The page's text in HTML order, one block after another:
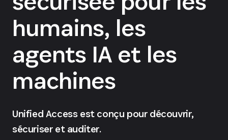
humains, les
agents IA et les
machines
Unified Access est conçu pour découvrir,
sécuriser et auditer.